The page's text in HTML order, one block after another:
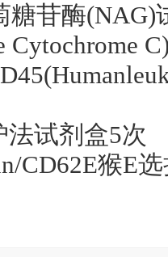
糖苷酶(NAG)
Cytochrome
法试剂盒5次
CD62E猴E